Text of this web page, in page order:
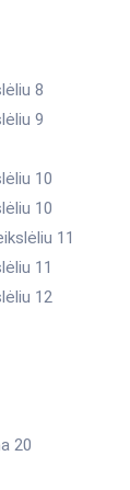
8
9
10
10
11
11
12
20